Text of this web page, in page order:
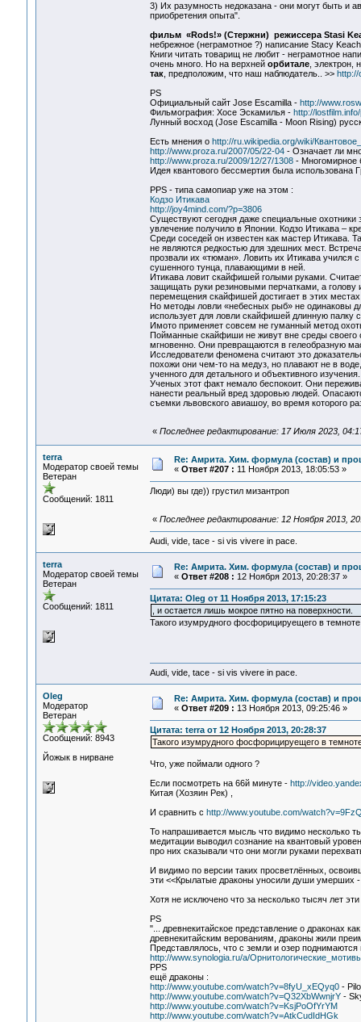
3) Их разумность недоказана - они могут быть и
приобретения опыта".
фильм «Rods!» (Стержни) режиссера Stasi
небрежное (неграмотное ?) написание Stacy
Книги читать товарищ не любит - неграмотное
очень много. Но на верхней орбитале, электрон,
так, предположим, что наш наблюдатель.. >> http://
PS
Официальный сайт Jose Escamilla - http://
Фильмография: Хосе Эскамилья - http://
Лунный восход (Jose Escamilla - Moon Rising)
Есть мнения о http://ru.wikipedia.org/wiki/
http://www.proza.ru/2007/05/22-04- Означает ли
http://www.proza.ru/2009/12/27/1308- Многомирное
Идея квантового бессмертия была
PPS - типа самопиар уже на этом :
Кодзо Итикава
http://joy4mind.com/?p=3806
Существуют сегодня даже специальные
увлечение получило в Японии. Кодзо Итикава –
Среди соседей он известен как мастер Итикава.
не являются редкостью для здешних мест.
прозвали их «тюман». Ловить их Итикава учился
сушенного тунца, плавающими в ней.
Итикава ловит скайфишей голыми руками.
защищать руки резиновыми перчатками, а голову
перемещения скайфишей достигает в этих
Но методы ловли «небесных рыб» не одинаковы
использует для ловли скайфишей длинную палку
Имото применяет совсем не гуманный метод
Пойманные скайфиши не живут вне среды своего
мгновенно. Они превращаются в гелеобразную
Исследователи феномена считают это
похожи они чем-то на медуз, но плавают не в
ученного для детального и объективного изучения.
Ученых этот факт немало беспокоит. Они
нанести реальный вред здоровью людей.
съемки львовского авиашоу, во время которого
« Последнее редактирование: 17 Июля 2023,
terra
Модератор своей темы
Ветеран
Сообщений: 1811
Re: Амрита. Хим. формула (состав) и
« Ответ #207 : 11 Ноября 2013, 18:05:53 »
Люди) вы где)) грустил мизантроп
« Последнее редактирование: 12 Ноября 2013,
Audi, vide, tace - si vis vivere in pace.
terra
Модератор своей темы
Ветеран
Сообщений: 1811
Re: Амрита. Хим. формула (состав) и
« Ответ #208 : 12 Ноября 2013, 20:28:37 »
Цитата: Oleg от 11 Ноября 2013, 17:15:23
, и остается лишь мокрое пятно на поверхности.
Такого изумрудного фосфорицируещего в
Audi, vide, tace - si vis vivere in pace.
Oleg
Модератор
Ветеран
Сообщений: 8943
Йожык в нирване
Re: Амрита. Хим. формула (состав) и
« Ответ #209 : 13 Ноября 2013, 09:25:46 »
Цитата: terra от 12 Ноября 2013, 20:28:37
Такого изумрудного фосфорицируещего в
Что, уже поймали одного ?
Если посмотреть на 66й минуте - http://
Китая (Хозяин Рек) ,
И сравнить с http://www.youtube.com/
То напрашивается мысль что видимо несколько
медитации выводил сознание на квантовый
про них сказывали что они могли руками
И видимо по версии таких просветлённых,
эти <<Крылатые драконы уносили души умерших
Хотя не исключено что за несколько тысяч лет
PS
"... древнекитайское представление о драконах
древнекитайским верованиям, драконы жили
Представлялось, что с земли и озер
http://www.synologia.ru/a/
PPS
ещё драконы :
http://www.youtube.com/watch?v=8fyU_xEQyq0-
http://www.youtube.com/watch?v=Q32XbWwnjrY-
http://www.youtube.com/watch?v=KsjPoOfYrYM
http://www.youtube.com/watch?v=AtkCudIdHGk